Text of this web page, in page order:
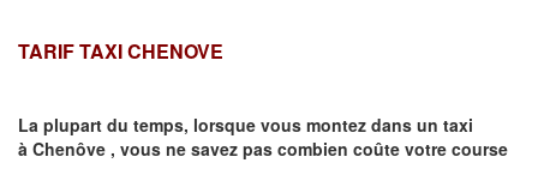
TARIF TAXI CHENOVE
La plupart du temps, lorsque vous montez dans un taxi
à Chenôve , vous ne savez pas combien coûte votre course